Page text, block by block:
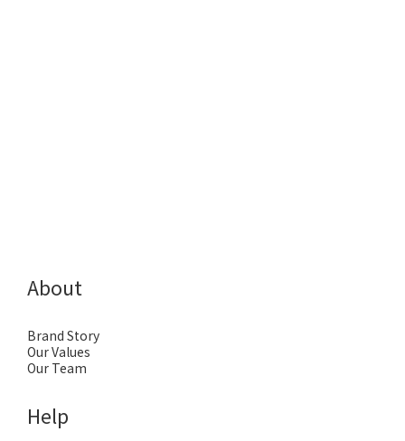
About
Brand Story
Our Values
Our Team
Help